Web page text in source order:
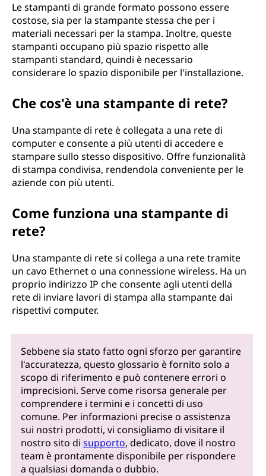
Le stampanti di grande formato possono essere
costose, sia per la stampante stessa che per i
materiali necessari per la stampa. Inoltre, queste
stampanti occupano più spazio rispetto alle
stampanti standard, quindi è necessario
considerare lo spazio disponibile per l'installazione.
Che cos'è una stampante di rete?
Una stampante di rete è collegata a una rete di
computer e consente a più utenti di accedere e
stampare sullo stesso dispositivo. Offre funzionalità
di stampa condivisa, rendendola conveniente per le
aziende con più utenti.
Come funziona una stampante di
rete?
Una stampante di rete si collega a una rete tramite
un cavo Ethernet o una connessione wireless. Ha un
proprio indirizzo IP che consente agli utenti della
rete di inviare lavori di stampa alla stampante dai
rispettivi computer.
Sebbene sia stato fatto ogni sforzo per garantire
l'accuratezza, questo glossario è fornito solo a
scopo di riferimento e può contenere errori o
imprecisioni. Serve come risorsa generale per
comprendere i termini e i concetti di uso
comune. Per informazioni precise o assistenza
sui nostri prodotti, vi consigliamo di visitare il
nostro sito disupporto, dedicato, dove il nostro
team è prontamente disponibile per rispondere
a qualsiasi domanda o dubbio.